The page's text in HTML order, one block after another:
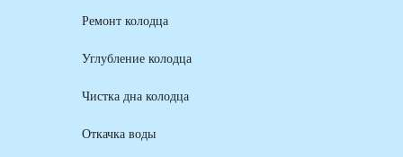
Ремонт колодца
Углубление колодца
Чистка дна колодца
Откачка воды